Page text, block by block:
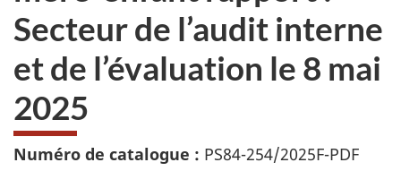
Secteur de l’audit interne
et de l’évaluation le 8 mai
2025
Numéro de catalogue : PS84-254/2025F-PDF